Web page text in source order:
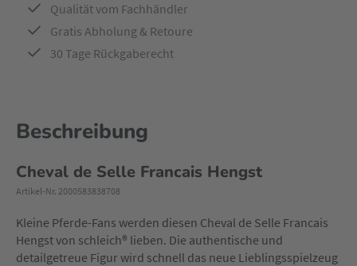
Qualität vom Fachhändler
Gratis Abholung & Retoure
30 Tage Rückgaberecht
Beschreibung
Cheval de Selle Francais Hengst
Artikel-Nr. 2000583838708
Kleine Pferde-Fans werden diesen Cheval de Selle Francais
Hengst von schleich® lieben. Die authentische und
detailgetreue Figur wird schnell das neue Lieblingsspielzeug